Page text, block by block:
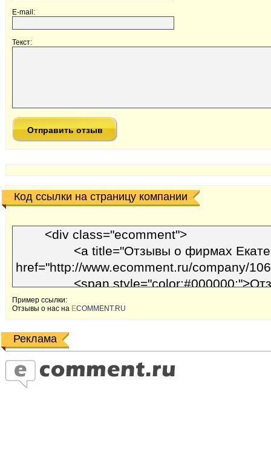
E-mail:
Текст:
Код ссылки на страницу компании
Пример ссылки:
Отзывы o наc на ECOMMENT.RU
Реклама